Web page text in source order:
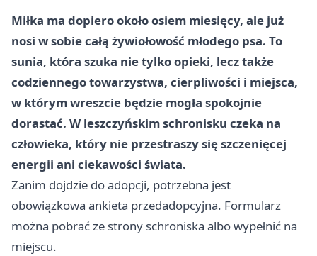
Miłka ma dopiero około osiem miesięcy, ale już
nosi w sobie całą żywiołowość młodego psa. To
sunia, która szuka nie tylko opieki, lecz także
codziennego towarzystwa, cierpliwości i miejsca,
w którym wreszcie będzie mogła spokojnie
dorastać. W leszczyńskim schronisku czeka na
człowieka, który nie przestraszy się szczenięcej
energii ani ciekawości świata.
Zanim dojdzie do adopcji, potrzebna jest
obowiązkowa ankieta przedadopcyjna. Formularz
można pobrać ze strony schroniska albo wypełnić na
miejscu.